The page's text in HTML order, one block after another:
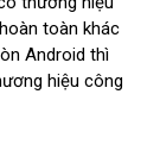
toàn khác
Android thì
hiệu công